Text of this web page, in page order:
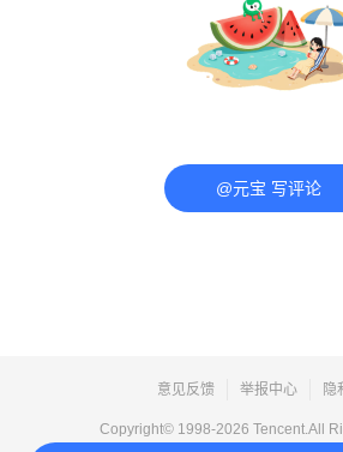
@元宝 写评论
意见反馈 举报中心 隐
Copyright© 1998-2026 Tencent.All